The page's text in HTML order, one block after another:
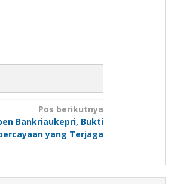
Pos berikutnya
Bankriaukepri, Bukti
yang Terjaga